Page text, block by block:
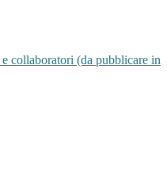
collaboratori (da pubblicare in